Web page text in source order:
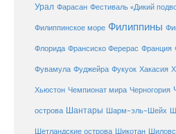
Урал Фарасан Фестиваль «Дикий
Филиппинское море Филиппины
Флорида Франсиско Ферерас Франция
Фувамула Фуджейра Фукуок Хакасия
Хьюстон Чемпионат мира Черногория
острова Шантары Шарм-эль-Шейх
Шетландские острова Шикотан